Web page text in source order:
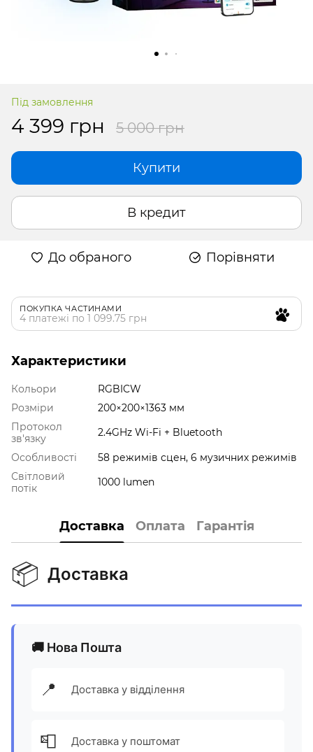
Під замовлення
4 399 грн 5 000 грн
Купити
В кредит
До обраного Порівняти
ПОКУПКА ЧАСТИНАМИ
4 платежі по 1 099.75 грн
Характеристики
Кольори
RGBICW
Розміри
200×200×1363 мм
Протокол
зв'язку
2.4GHz Wi-Fi + Bluetooth
Особливості
58 режимів сцен, 6 музичних режимів
Світловий
потік
1000 lumen
Доставка Оплата Гарантія
📦 Доставка
🚚 Нова Пошта
📍 Доставка у відділення
📮 Доставка у поштомат